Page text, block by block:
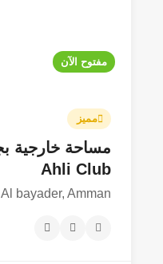
مفتوح الآن
مميز
Ahli Club
Al bayader, Amman